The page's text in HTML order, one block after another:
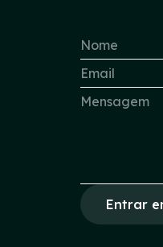
Entrar